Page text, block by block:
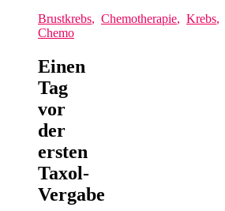
Brustkrebs, Chemotherapie, Krebs,
Chemo
Einen
Tag
vor
der
ersten
Taxol-
Vergabe